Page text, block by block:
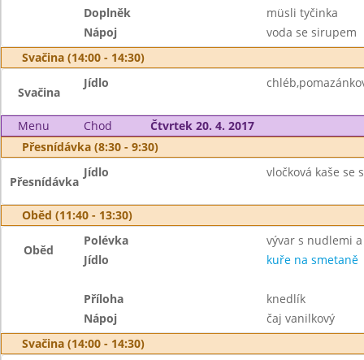
Doplněk
müsli tyčinka
Nápoj
voda se sirupem
Svačina (14:00 - 14:30)
Svačina
Jídlo
Menu Chod
Čtvrtek 20. 4. 2017
Přesnídávka (8:30 - 9:30)
Přesnídávka
Jídlo vločková kaše se
Oběd (11:40 - 13:30)
Oběd
Polévka
vývar s nudlemi
Jídlo
kuře na smetaně
Příloha
knedlík
Nápoj
čaj vanilkový
Svačina (14:00 - 14:30)